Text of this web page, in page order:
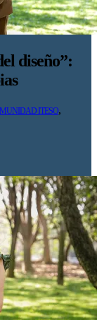
diseño”:
ITESO,